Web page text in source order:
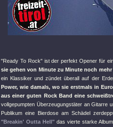
"Ready To Rock"ist der perfekt Opener für
sie gehen von Minute zu Minute noch
ein Klassiker und zündet überall auf der
Power, wie damals, wo sie erstmals in
aus einer guten Rock Band eine
vollgepumpten Überzeugungstäter an Gitarre
Publikum eine Bierdose am Schädel
"Breakin' Outta Hell" das vierte starke